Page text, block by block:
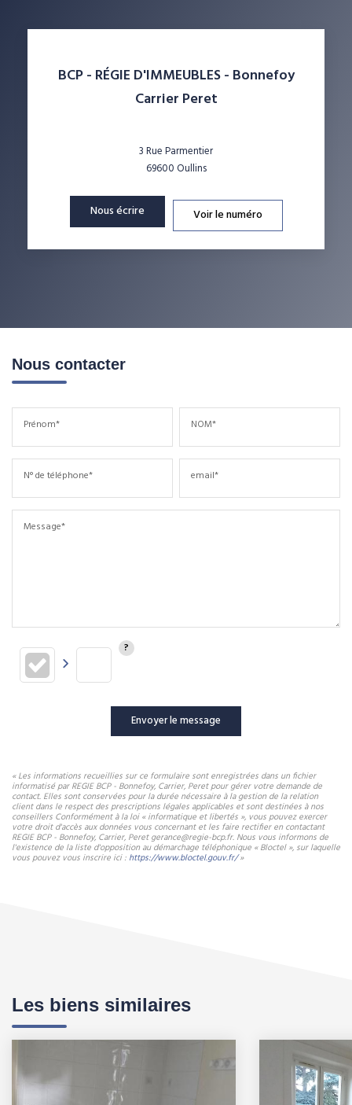
BCP - RÉGIE D'IMMEUBLES - Bonnefoy
Carrier Peret
3 Rue Parmentier
69600Oullins
Nous écrire Voir le numéro
Nous contacter
Prénom* NOM*
N° de téléphone* email*
Message*
Envoyer le message
« Les informations recueillies sur ce formulaire sont enregistrées dans un fichier
informatisé par REGIE BCP - Bonnefoy, Carrier, Peret pour gérer votre demande de
contact. Elles sont conservées pour la durée nécessaire à la gestion de la relation
client dans le respect des prescriptions légales applicables et sont destinées à nos
conseillers Conformément à la loi « informatique et libertés », vous pouvez exercer
votre droit d'accès aux données vous concernant et les faire rectifier en contactant
REGIE BCP - Bonnefoy, Carrier, Peret gerance@regie-bcp.fr. Nous vous informons de
l'existence de la liste d'opposition au démarchage téléphonique « Bloctel », sur laquelle
vous pouvez vous inscrire ici : https://www.bloctel.gouv.fr/»
Les biens similaires